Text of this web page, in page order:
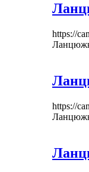
https://
https://